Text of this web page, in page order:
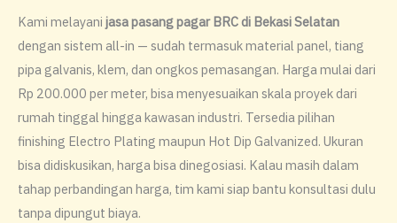
Kami melayani jasa pasang pagar BRC di Bekasi Selatan
dengan sistem all-in — sudah termasuk material panel, tiang
pipa galvanis, klem, dan ongkos pemasangan. Harga mulai dari
Rp 200.000 per meter, bisa menyesuaikan skala proyek dari
rumah tinggal hingga kawasan industri. Tersedia pilihan
finishing Electro Plating maupun Hot Dip Galvanized. Ukuran
bisa didiskusikan, harga bisa dinegosiasi. Kalau masih dalam
tahap perbandingan harga, tim kami siap bantu konsultasi dulu
tanpa dipungut biaya.